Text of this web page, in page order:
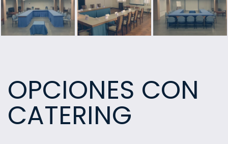
OPCIONES CON
CATERING